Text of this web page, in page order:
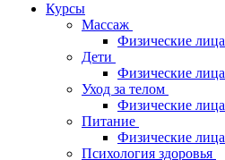
Курсы
Массаж
Физические лица
Дети
Физические лица
Уход за телом
Физические лица
Питание
Физические лица
Психология здоровья